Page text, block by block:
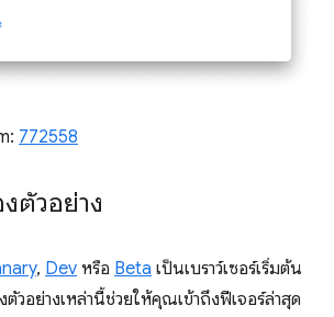
772558
ตัวอย่าง
, Dev หรือ Beta เป็นเบราว์เซอร์เริ่มต้น
วอย่างเหล่านี้ช่วยให้คุณเข้าถึงฟีเจอร์ล่าสุด